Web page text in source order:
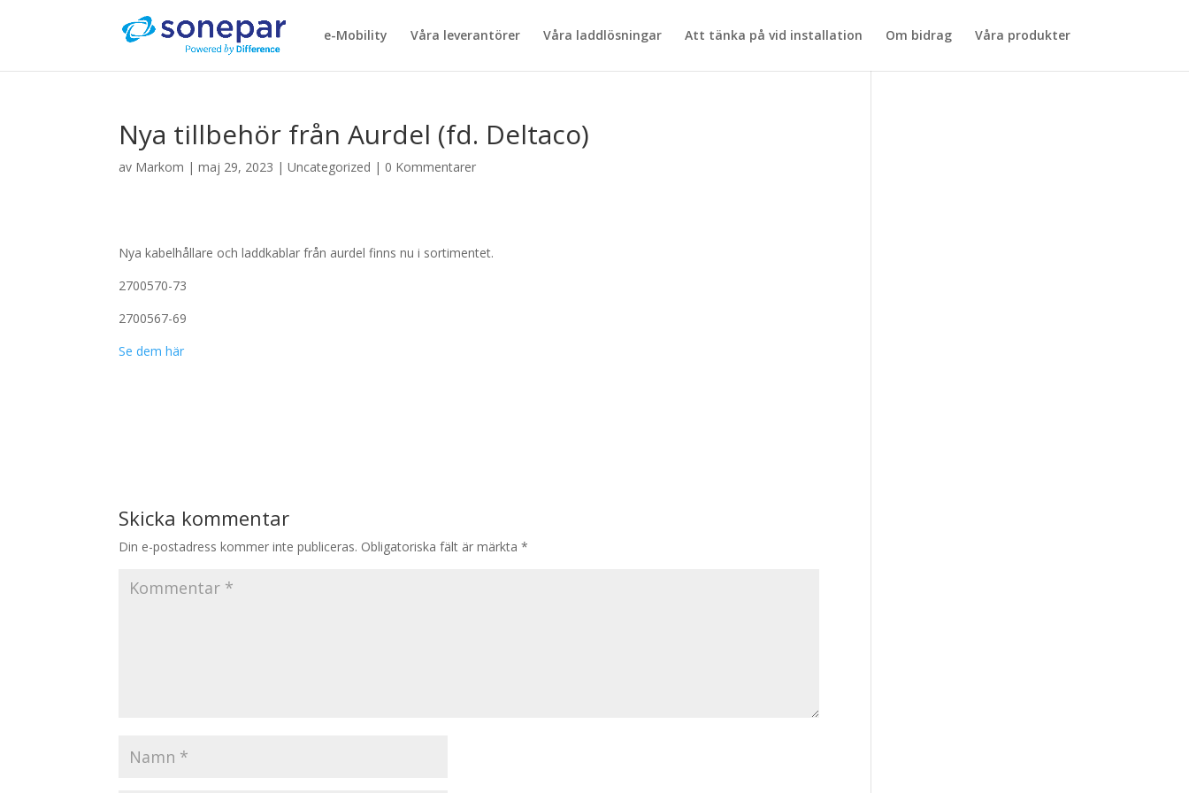
e-Mobility Våra leverantörer Våra laddlösningar Att tänka på vid installation Om bidrag Våra produkter
Nya tillbehör från Aurdel (fd. Deltaco)
av Markom |maj 29, 2023 |Uncategorized | 0 Kommentarer
Nya kabelhållare och laddkablar från aurdel finns nu i sortimentet.
2700570-73
2700567-69
Se dem här
Skicka kommentar
Din e-postadress kommer inte publiceras. Obligatoriska fält är märkta*